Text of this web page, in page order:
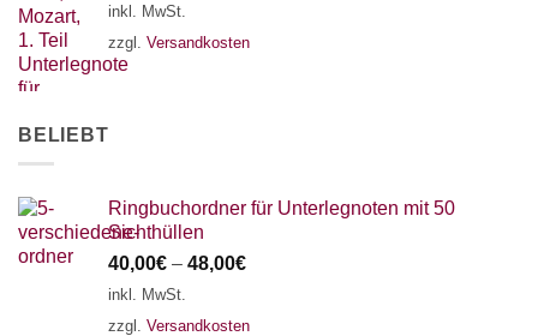
inkl. MwSt.
zzgl. Versandkosten
BELIEBT
Ringbuchordner für Unterlegnoten mit 50
Sichthüllen
40,00€ – 48,00€
inkl. MwSt.
zzgl. Versandkosten